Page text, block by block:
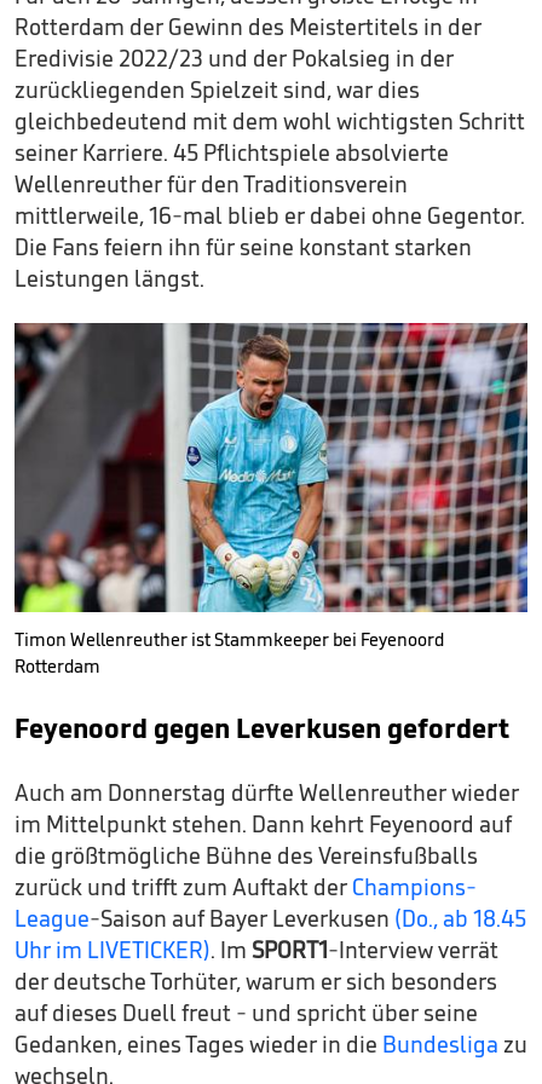
Rotterdam der Gewinn des Meistertitels in der
Eredivisie 2022/23 und der Pokalsieg in der
zurückliegenden Spielzeit sind, war dies
gleichbedeutend mit dem wohl wichtigsten Schritt
seiner Karriere. 45 Pflichtspiele absolvierte
Wellenreuther für den Traditionsverein
mittlerweile, 16-mal blieb er dabei ohne Gegentor.
Die Fans feiern ihn für seine konstant starken
Leistungen längst.
Timon Wellenreuther ist Stammkeeper bei Feyenoord
Rotterdam
Feyenoord gegen Leverkusen gefordert
Auch am Donnerstag dürfte Wellenreuther wieder
im Mittelpunkt stehen. Dann kehrt Feyenoord auf
die größtmögliche Bühne des Vereinsfußballs
zurück und trifft zum Auftakt der Champions-
League-Saison auf Bayer Leverkusen (Do., ab 18.45
Uhr im LIVETICKER). Im SPORT1-Interview verrät
der deutsche Torhüter, warum er sich besonders
auf dieses Duell freut - und spricht über seine
Gedanken, eines Tages wieder in die Bundesliga zu
wechseln.